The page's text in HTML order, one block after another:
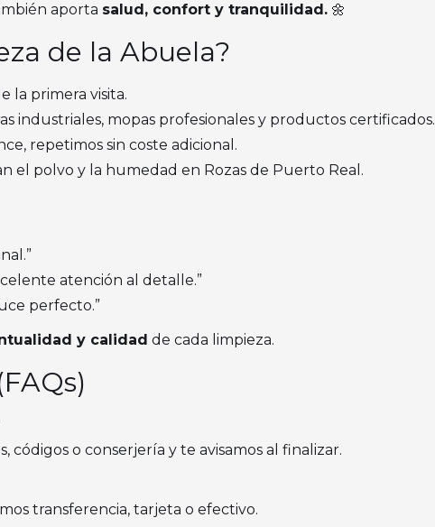
aporta salud, confort y tranquilidad. 🌼
de la Abuela?
la primera visita.
industriales, mopas profesionales y productos certificados.
repetimos sin coste adicional.
el polvo y la humedad en Rozas de Puerto Real.
atención al detalle.”
perfecto.”
y calidad de cada limpieza.
códigos o conserjería y te avisamos al finalizar.
transferencia, tarjeta o efectivo.